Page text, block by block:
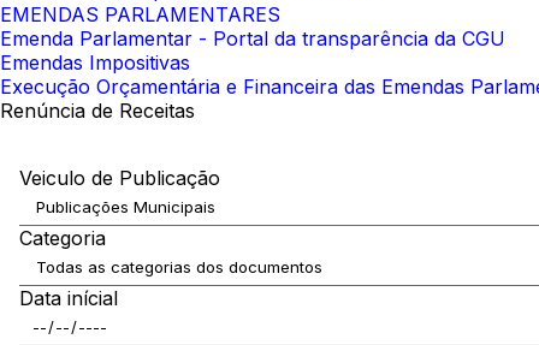
EMENDAS PARLAMENTARES
Emenda Parlamentar - Portal da transparência da CGU
Emendas Impositivas
Execução Orçamentária e Financeira das Emendas
Renúncia de Receitas
Veiculo de Publicação
Categoria
Data inícial